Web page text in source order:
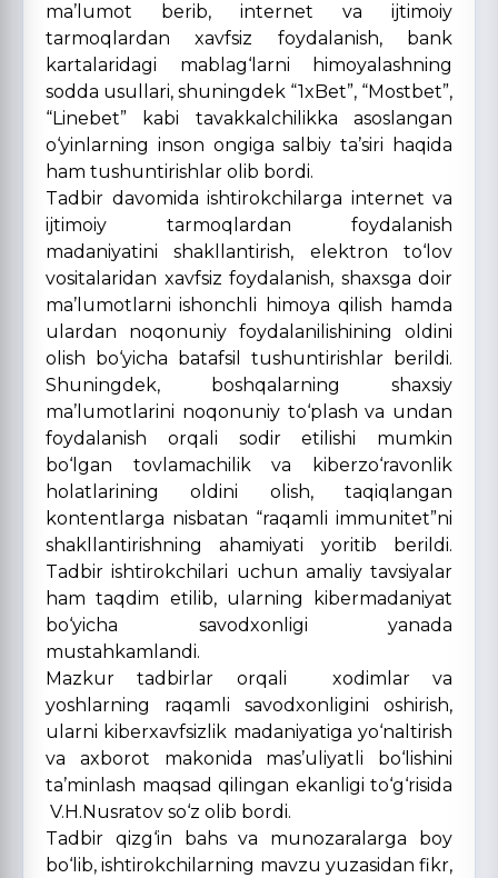
ma’lumot berib, internet va ijtimoiy
tarmoqlardan xavfsiz foydalanish, bank
kartalaridagi mablag‘larni himoyalashning
sodda usullari, shuningdek “1xBet”, “Mostbet”,
“Linebet” kabi tavakkalchilikka asoslangan
o‘yinlarning inson ongiga salbiy ta’siri haqida
ham tushuntirishlar olib bordi.
Tadbir davomida ishtirokchilarga internet va
ijtimoiy tarmoqlardan foydalanish
madaniyatini shakllantirish, elektron to‘lov
vositalaridan xavfsiz foydalanish, shaxsga doir
ma’lumotlarni ishonchli himoya qilish hamda
ulardan noqonuniy foydalanilishining oldini
olish bo‘yicha batafsil tushuntirishlar berildi.
Shuningdek, boshqalarning shaxsiy
ma’lumotlarini noqonuniy to‘plash va undan
foydalanish orqali sodir etilishi mumkin
bo‘lgan tovlamachilik va kiberzo‘ravonlik
holatlarining oldini olish, taqiqlangan
kontentlarga nisbatan “raqamli immunitet”ni
shakllantirishning ahamiyati yoritib berildi.
Tadbir ishtirokchilari uchun amaliy tavsiyalar
ham taqdim etilib, ularning kibermadaniyat
bo‘yicha savodxonligi yanada
mustahkamlandi.
Mazkur tadbirlar orqali xodimlar va
yoshlarning raqamli savodxonligini oshirish,
ularni kiberxavfsizlik madaniyatiga yo‘naltirish
va axborot makonida mas’uliyatli bo‘lishini
ta’minlash maqsad qilingan ekanligi to‘g‘risida
V.H.Nusratov so‘z olib bordi.
Tadbir qizg‘in bahs va munozaralarga boy
bo‘lib, ishtirokchilarning mavzu yuzasidan fikr,